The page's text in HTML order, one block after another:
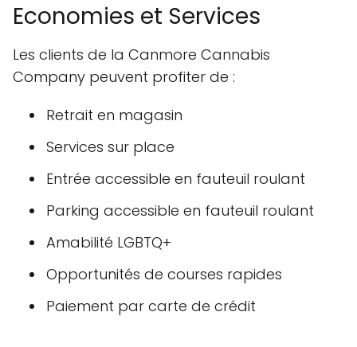
Economies et Services
Les clients de la Canmore Cannabis
Company peuvent profiter de :
Retrait en magasin
Services sur place
Entrée accessible en fauteuil roulant
Parking accessible en fauteuil roulant
Amabilité LGBTQ+
Opportunités de courses rapides
Paiement par carte de crédit